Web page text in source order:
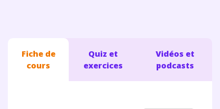
Fiche de
cours
Quiz et
exercices
Vidéos et
podcasts